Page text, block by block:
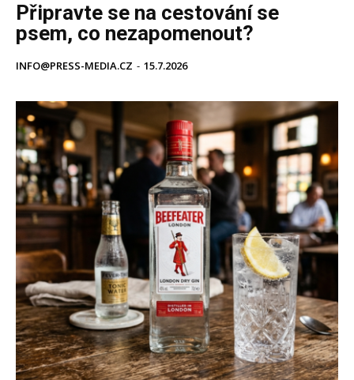
Připravte se na cestování se
psem, co nezapomenout?
INFO@PRESS-MEDIA.CZ - 15.7.2026